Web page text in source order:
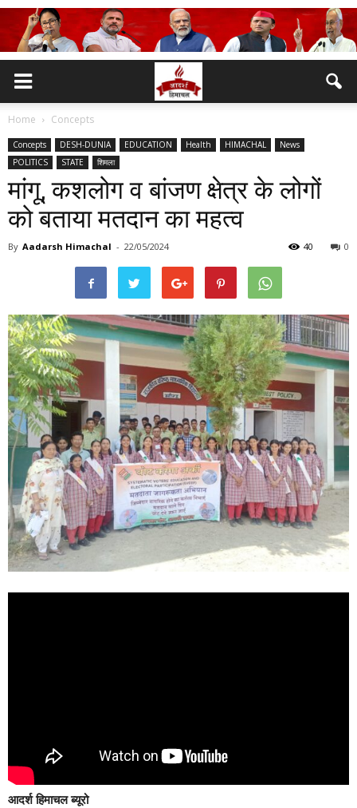
Home Concepts
Concepts DESH-DUNIA EDUCATION Health HIMACHAL
News
POLITICS
STATE शिमला
मांगू, कशलोग व बांजण क्षेत्र के लोगों
को बताया मतदान का महत्व
By Aadarsh Himachal - 22/05/2024 0
40
आदर्श हिमाचल ब्यूरो